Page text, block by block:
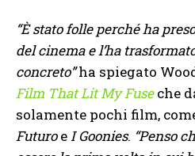
“È stato folle perché ha
del cinema e l’ha
concreto”ha spiegato
Film That Lit My Fuseche
solamente pochi film,
FuturoeI Goonies. “Penso